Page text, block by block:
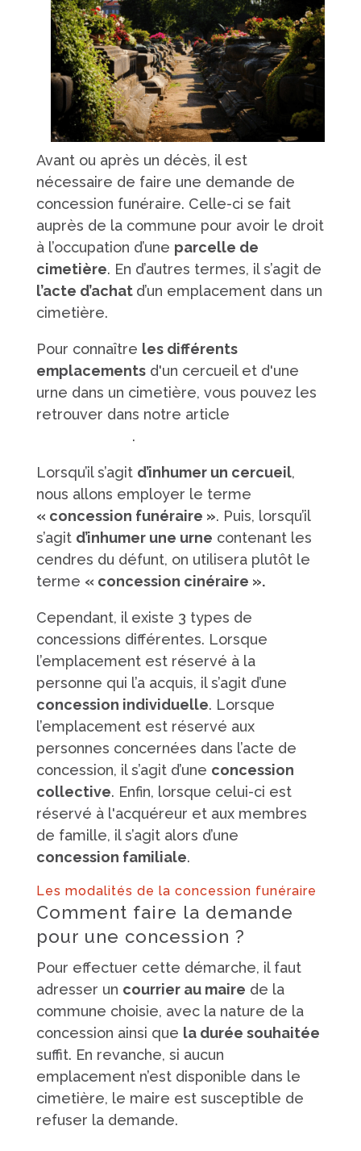
Avant ou après un décès, il est
nécessaire de faire une demande de
concession funéraire. Celle-ci se fait
auprès de la commune pour avoir le droit
à l’occupation d’une parcelle de
cimetière. En d’autres termes, il s’agit de
l’acte d’achat d’un emplacement dans un
cimetière.
Pour connaître les différents
emplacementsd'un cercueil et d'une
urne dans un cimetière, vous pouvez les
retrouver dans notre article
.
Lorsqu’il s’agit d’inhumer un cercueil,
nous allons employer le terme
« concession funéraire ». Puis, lorsqu’il
s’agit d’inhumer une urne contenant les
cendres du défunt, on utilisera plutôt le
terme « concession cinéraire ».
Cependant, il existe 3 types de
concessions différentes. Lorsque
l’emplacement est réservé à la
personne qui l’a acquis, il s’agit d’une
concession individuelle. Lorsque
l’emplacement est réservé aux
personnes concernées dans l’acte de
concession, il s’agit d’une concession
collective. Enfin, lorsque celui-ci est
réservé à l'acquéreur et aux membres
de famille, il s’agit alors d’une
concession familiale.
Les modalités de la concession funéraire
Comment faire la demande
pour une concession ?
Pour effectuer cette démarche, il faut
adresser un courrier au maire de la
commune choisie, avec la nature de la
concession ainsi que la durée souhaitée
suffit. En revanche, si aucun
emplacement n’est disponible dans le
cimetière, le maire est susceptible de
refuser la demande.